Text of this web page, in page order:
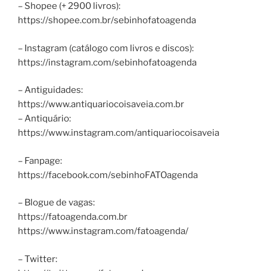
– Shopee (+ 2900 livros):
https://shopee.com.br/sebinhofatoagenda
– Instagram (catálogo com livros e discos):
https://instagram.com/sebinhofatoagenda
– Antiguidades:
https://www.antiquariocoisaveia.com.br
– Antiquário:
https://www.instagram.com/antiquariocoisaveia
– Fanpage:
https://facebook.com/sebinhoFATOagenda
– Blogue de vagas:
https://fatoagenda.com.br
https://www.instagram.com/fatoagenda/
– Twitter: